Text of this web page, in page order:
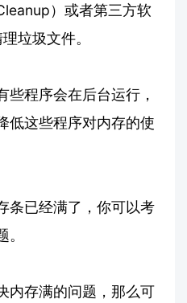
）或者第三方软
垃圾文件。
些程序会在后台运行，
低这些程序对内存的使
条已经满了，你可以考
内存满的问题，那么可